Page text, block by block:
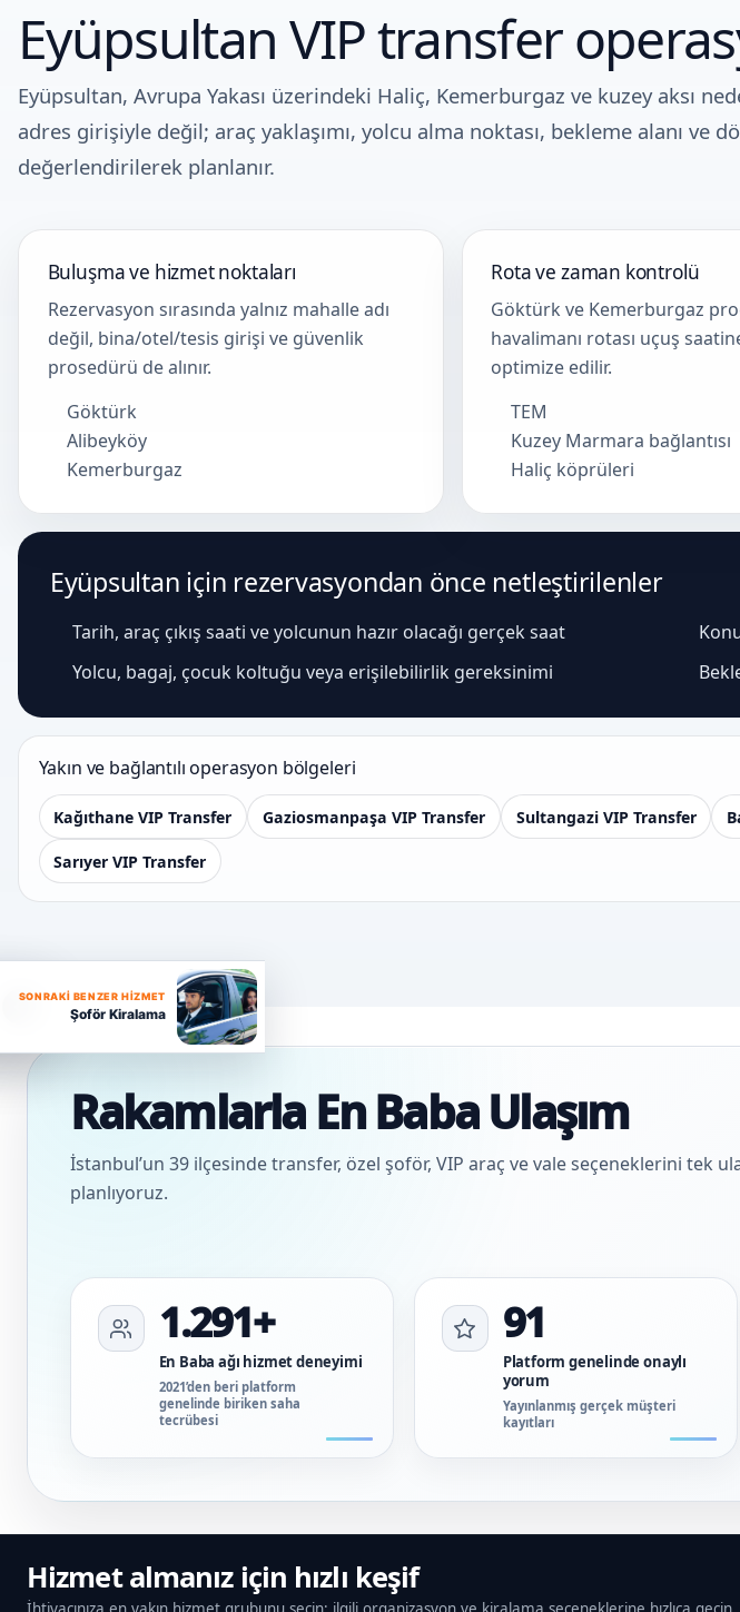
Eyüpsultan VIP transfer
Eyüpsultan, Avrupa Yakası üzerindeki Haliç, Kemerburgaz ve kuzey aksı
adres girişiyle değil; araç yaklaşımı, yolcu alma noktası, bekleme alanı ve
değerlendirilerek planlanır.
Buluşma ve hizmet noktaları
Rezervasyon sırasında yalnız mahalle adı
değil, bina/otel/tesis girişi ve güvenlik
prosedürü de alınır.
Göktürk
Alibeyköy
Kemerburgaz
Rota ve zaman kontrolü
Göktürk ve Kemerburgaz
havalimanı rotası uçuş
optimize edilir.
TEM
Kuzey Marmara bağlantısı
Haliç köprüleri
Eyüpsultan için rezervasyondan önce netleştirilenler
Tarih, araç çıkış saati ve yolcunun hazır olacağı gerçek saat
Yolcu, bagaj, çocuk koltuğu veya erişilebilirlik gereksinimi
Yakın ve bağlantılı operasyon bölgeleri
Kağıthane VIP Transfer Gaziosmanpaşa VIP Transfer Sultangazi VIP Transfer
Sarıyer VIP Transfer
SONRAKI BENZER HIZMET
Şoför Kiralama Ş
Rakamlarla En Baba Ulaşım
İstanbul’un 39 ilçesinde transfer, özel şoför, VIP araç ve vale seçeneklerini tek
planlıyoruz.
1.291+
En Baba ağı hizmet deneyimi
2021’den beri platform
genelinde biriken saha
tecrübesi
91
Platform genelinde onaylı
yorum
Yayınlanmış gerçek müşteri
kayıtları
Hizmet almanız için hızlı keşif